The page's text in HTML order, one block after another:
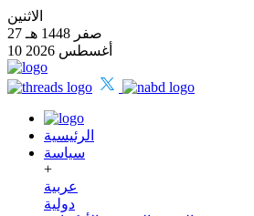
الاثنين
27 صفر 1448 هـ
10 أغسطس 2026
الرئيسية
سياسة
+
عربية
دولية